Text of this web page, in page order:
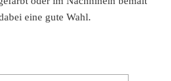
eine gute Wahl.